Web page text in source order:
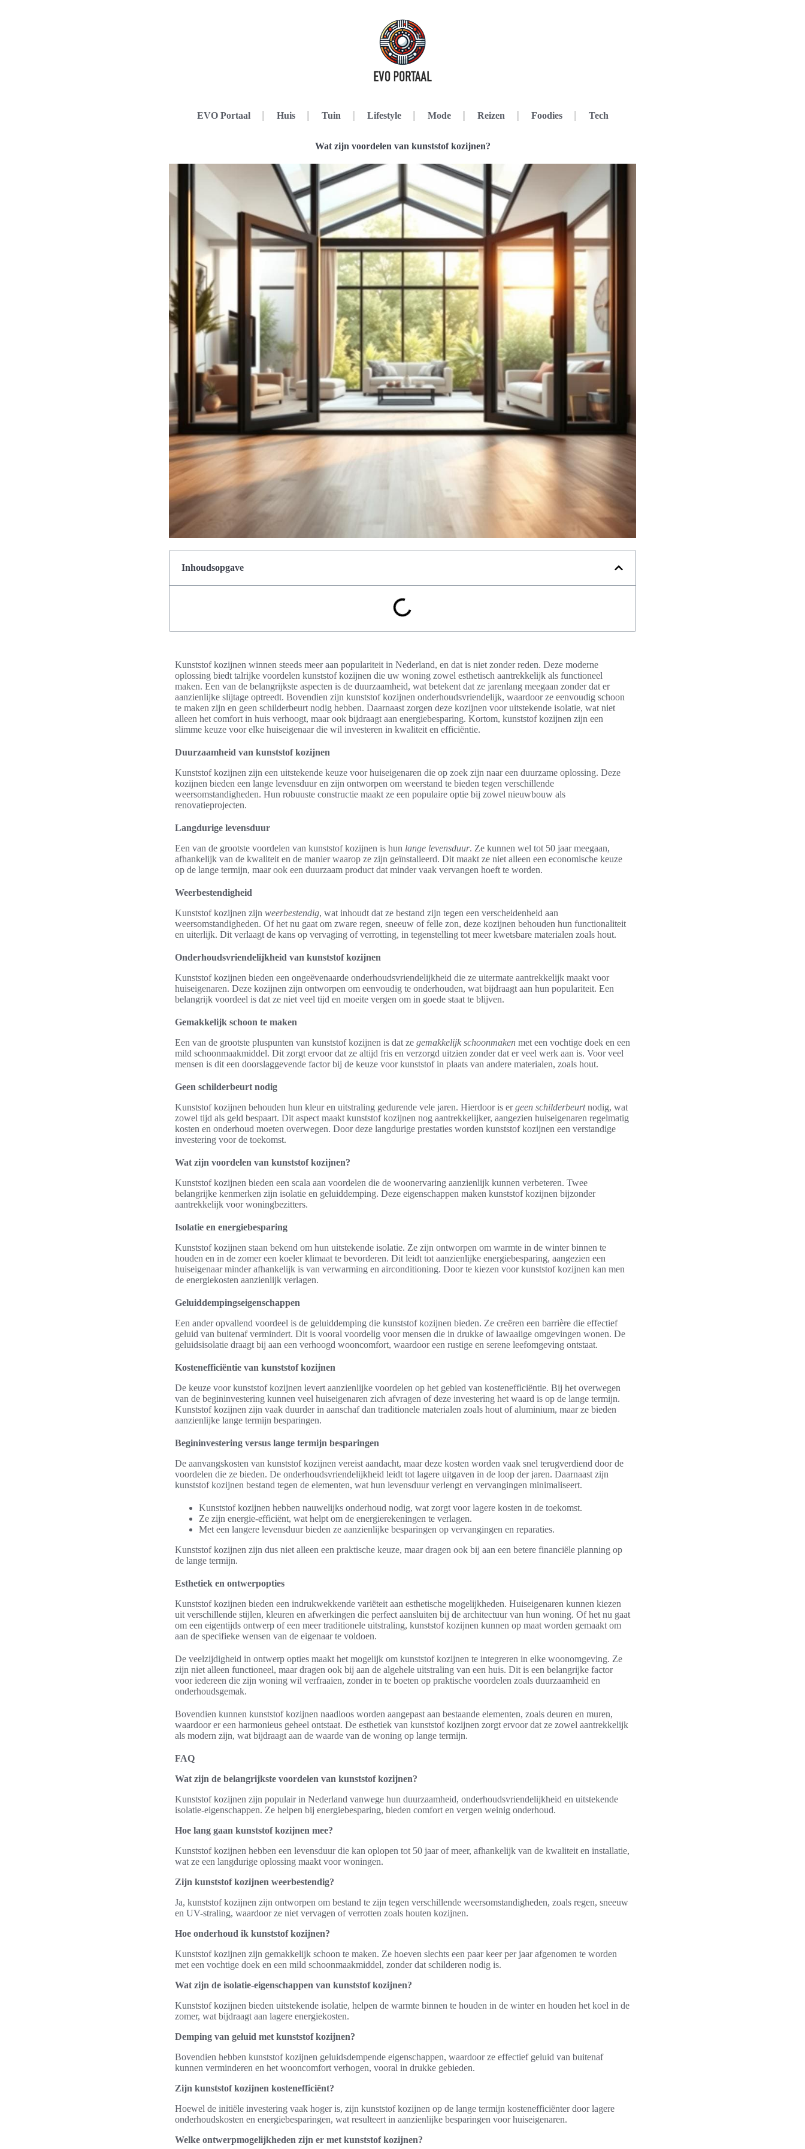
EVO Portaal Huis Tuin Lifestyle Mode Reizen Foodies Tech
Wat zijn voordelen van kunststof kozijnen?
Inhoudsopgave
Kunststof kozijnen winnen steeds meer aan populariteit in Nederland, en dat is niet zonder reden. Deze moderne
oplossing biedt talrijke voordelen kunststof kozijnen die uw woning zowel esthetisch aantrekkelijk als functioneel
maken. Een van de belangrijkste aspecten is de duurzaamheid, wat betekent dat ze jarenlang meegaan zonder dat er
aanzienlijke slijtage optreedt. Bovendien zijn kunststof kozijnen onderhoudsvriendelijk, waardoor ze eenvoudig schoon
te maken zijn en geen schilderbeurt nodig hebben. Daarnaast zorgen deze kozijnen voor uitstekende isolatie, wat niet
alleen het comfort in huis verhoogt, maar ook bijdraagt aan energiebesparing. Kortom, kunststof kozijnen zijn een
slimme keuze voor elke huiseigenaar die wil investeren in kwaliteit en efficiëntie.
Duurzaamheid van kunststof kozijnen
Kunststof kozijnen zijn een uitstekende keuze voor huiseigenaren die op zoek zijn naar een duurzame oplossing. Deze
kozijnen bieden een lange levensduur en zijn ontworpen om weerstand te bieden tegen verschillende
weersomstandigheden. Hun robuuste constructie maakt ze een populaire optie bij zowel nieuwbouw als
renovatieprojecten.
Langdurige levensduur
Een van de grootste voordelen van kunststof kozijnen is hun lange levensduur. Ze kunnen wel tot 50 jaar meegaan,
afhankelijk van de kwaliteit en de manier waarop ze zijn geïnstalleerd. Dit maakt ze niet alleen een economische keuze
op de lange termijn, maar ook een duurzaam product dat minder vaak vervangen hoeft te worden.
Weerbestendigheid
Kunststof kozijnen zijn weerbestendig, wat inhoudt dat ze bestand zijn tegen een verscheidenheid aan
weersomstandigheden. Of het nu gaat om zware regen, sneeuw of felle zon, deze kozijnen behouden hun functionaliteit
en uiterlijk. Dit verlaagt de kans op vervaging of verrotting, in tegenstelling tot meer kwetsbare materialen zoals hout.
Onderhoudsvriendelijkheid van kunststof kozijnen
Kunststof kozijnen bieden een ongeëvenaarde onderhoudsvriendelijkheid die ze uitermate aantrekkelijk maakt voor
huiseigenaren. Deze kozijnen zijn ontworpen om eenvoudig te onderhouden, wat bijdraagt aan hun populariteit. Een
belangrijk voordeel is dat ze niet veel tijd en moeite vergen om in goede staat te blijven.
Gemakkelijk schoon te maken
Een van de grootste pluspunten van kunststof kozijnen is dat ze gemakkelijk schoonmaken met een vochtige doek en een
mild schoonmaakmiddel. Dit zorgt ervoor dat ze altijd fris en verzorgd uitzien zonder dat er veel werk aan is. Voor veel
mensen is dit een doorslaggevende factor bij de keuze voor kunststof in plaats van andere materialen, zoals hout.
Geen schilderbeurt nodig
Kunststof kozijnen behouden hun kleur en uitstraling gedurende vele jaren. Hierdoor is ergeen schilderbeurtnodig, wat
zowel tijd als geld bespaart. Dit aspect maakt kunststof kozijnen nog aantrekkelijker, aangezien huiseigenaren regelmatig
kosten en onderhoud moeten overwegen. Door deze langdurige prestaties worden kunststof kozijnen een verstandige
investering voor de toekomst.
Wat zijn voordelen van kunststof kozijnen?
Kunststof kozijnen bieden een scala aan voordelen die de woonervaring aanzienlijk kunnen verbeteren. Twee
belangrijke kenmerken zijn isolatie en geluiddemping. Deze eigenschappen maken kunststof kozijnen bijzonder
aantrekkelijk voor woningbezitters.
Isolatie en energiebesparing
Kunststof kozijnen staan bekend om hun uitstekende isolatie. Ze zijn ontworpen om warmte in de winter binnen te
houden en in de zomer een koeler klimaat te bevorderen. Dit leidt tot aanzienlijke energiebesparing, aangezien een
huiseigenaar minder afhankelijk is van verwarming en airconditioning. Door te kiezen voor kunststof kozijnen kan men
de energiekosten aanzienlijk verlagen.
Geluiddempingseigenschappen
Een ander opvallend voordeel is de geluiddemping die kunststof kozijnen bieden. Ze creëren een barrière die effectief
geluid van buitenaf vermindert. Dit is vooral voordelig voor mensen die in drukke of lawaaiige omgevingen wonen. De
geluidsisolatie draagt bij aan een verhoogd wooncomfort, waardoor een rustige en serene leefomgeving ontstaat.
Kostenefficiëntie van kunststof kozijnen
De keuze voor kunststof kozijnen levert aanzienlijke voordelen op het gebied van kostenefficiëntie. Bij het overwegen
van de begininvestering kunnen veel huiseigenaren zich afvragen of deze investering het waard is op de lange termijn.
Kunststof kozijnen zijn vaak duurder in aanschaf dan traditionele materialen zoals hout of aluminium, maar ze bieden
aanzienlijke lange termijn besparingen.
Begininvestering versus lange termijn besparingen
De aanvangskosten van kunststof kozijnen vereist aandacht, maar deze kosten worden vaak snel terugverdiend door de
voordelen die ze bieden. De onderhoudsvriendelijkheid leidt tot lagere uitgaven in de loop der jaren. Daarnaast zijn
kunststof kozijnen bestand tegen de elementen, wat hun levensduur verlengt en vervangingen minimaliseert.
Kunststof kozijnen hebben nauwelijks onderhoud nodig, wat zorgt voor lagere kosten in de toekomst.
Ze zijn energie-efficiënt, wat helpt om de energierekeningen te verlagen.
Met een langere levensduur bieden ze aanzienlijke besparingen op vervangingen en reparaties.
Kunststof kozijnen zijn dus niet alleen een praktische keuze, maar dragen ook bij aan een betere financiële planning op
de lange termijn.
Esthetiek en ontwerpopties
Kunststof kozijnen bieden een indrukwekkende variëteit aan esthetische mogelijkheden. Huiseigenaren kunnen kiezen
uit verschillende stijlen, kleuren en afwerkingen die perfect aansluiten bij de architectuur van hun woning. Of het nu gaat
om een eigentijds ontwerp of een meer traditionele uitstraling, kunststof kozijnen kunnen op maat worden gemaakt om
aan de specifieke wensen van de eigenaar te voldoen.
De veelzijdigheid in ontwerp opties maakt het mogelijk om kunststof kozijnen te integreren in elke woonomgeving. Ze
zijn niet alleen functioneel, maar dragen ook bij aan de algehele uitstraling van een huis. Dit is een belangrijke factor
voor iedereen die zijn woning wil verfraaien, zonder in te boeten op praktische voordelen zoals duurzaamheid en
onderhoudsgemak.
Bovendien kunnen kunststof kozijnen naadloos worden aangepast aan bestaande elementen, zoals deuren en muren,
waardoor er een harmonieus geheel ontstaat. De esthetiek van kunststof kozijnen zorgt ervoor dat ze zowel aantrekkelijk
als modern zijn, wat bijdraagt aan de waarde van de woning op lange termijn.
FAQ
Wat zijn de belangrijkste voordelen van kunststof kozijnen?
Kunststof kozijnen zijn populair in Nederland vanwege hun duurzaamheid, onderhoudsvriendelijkheid en uitstekende
isolatie-eigenschappen. Ze helpen bij energiebesparing, bieden comfort en vergen weinig onderhoud.
Hoe lang gaan kunststof kozijnen mee?
Kunststof kozijnen hebben een levensduur die kan oplopen tot 50 jaar of meer, afhankelijk van de kwaliteit en installatie,
wat ze een langdurige oplossing maakt voor woningen.
Zijn kunststof kozijnen weerbestendig?
Ja, kunststof kozijnen zijn ontworpen om bestand te zijn tegen verschillende weersomstandigheden, zoals regen, sneeuw
en UV-straling, waardoor ze niet vervagen of verrotten zoals houten kozijnen.
Hoe onderhoud ik kunststof kozijnen?
Kunststof kozijnen zijn gemakkelijk schoon te maken. Ze hoeven slechts een paar keer per jaar afgenomen te worden
met een vochtige doek en een mild schoonmaakmiddel, zonder dat schilderen nodig is.
Wat zijn de isolatie-eigenschappen van kunststof kozijnen?
Kunststof kozijnen bieden uitstekende isolatie, helpen de warmte binnen te houden in de winter en houden het koel in de
zomer, wat bijdraagt aan lagere energiekosten.
Demping van geluid met kunststof kozijnen?
Bovendien hebben kunststof kozijnen geluidsdempende eigenschappen, waardoor ze effectief geluid van buitenaf
kunnen verminderen en het wooncomfort verhogen, vooral in drukke gebieden.
Zijn kunststof kozijnen kostenefficiënt?
Hoewel de initiële investering vaak hoger is, zijn kunststof kozijnen op de lange termijn kostenefficiënter door lagere
onderhoudskosten en energiebesparingen, wat resulteert in aanzienlijke besparingen voor huiseigenaren.
Welke ontwerpmogelijkheden zijn er met kunststof kozijnen?